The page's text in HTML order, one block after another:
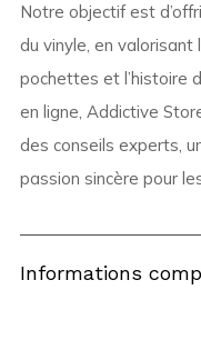
Notre objectif est
du vinyle, en valorisant
pochettes et l’histoire
en ligne, Addictive
des conseils experts,
passion sincère pour
Informations